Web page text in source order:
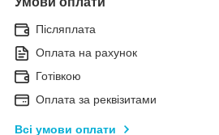
Післяплата
Оплата на рахунок
Готівкою
Оплата за реквізитами
Всі умови оплати